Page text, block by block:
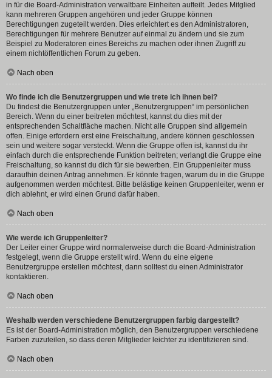
in für die Board-Administration verwaltbare Einheiten aufteilt. Jedes Mitglied
kann mehreren Gruppen angehören und jeder Gruppe können
Berechtigungen zugeteilt werden. Dies erleichtert es den Administratoren,
Berechtigungen für mehrere Benutzer auf einmal zu ändern und sie zum
Beispiel zu Moderatoren eines Bereichs zu machen oder ihnen Zugriff zu
einem nichtöffentlichen Forum zu geben.
Nach oben
Wo finde ich die Benutzergruppen und wie trete ich ihnen bei?
Du findest die Benutzergruppen unter „Benutzergruppen“ im persönlichen
Bereich. Wenn du einer beitreten möchtest, kannst du dies mit der
entsprechenden Schaltfläche machen. Nicht alle Gruppen sind allgemein
offen. Einige erfordern erst eine Freischaltung, andere können geschlossen
sein und weitere sogar versteckt. Wenn die Gruppe offen ist, kannst du ihr
einfach durch die entsprechende Funktion beitreten; verlangt die Gruppe eine
Freischaltung, so kannst du dich für sie bewerben. Ein Gruppenleiter muss
daraufhin deinen Antrag annehmen. Er könnte fragen, warum du in die Gruppe
aufgenommen werden möchtest. Bitte belästige keinen Gruppenleiter, wenn er
dich ablehnt, er wird einen Grund dafür haben.
Nach oben
Wie werde ich Gruppenleiter?
Der Leiter einer Gruppe wird normalerweise durch die Board-Administration
festgelegt, wenn die Gruppe erstellt wird. Wenn du eine eigene
Benutzergruppe erstellen möchtest, dann solltest du einen Administrator
kontaktieren.
Nach oben
Weshalb werden verschiedene Benutzergruppen farbig dargestellt?
Es ist der Board-Administration möglich, den Benutzergruppen verschiedene
Farben zuzuteilen, so dass deren Mitglieder leichter zu identifizieren sind.
Nach oben